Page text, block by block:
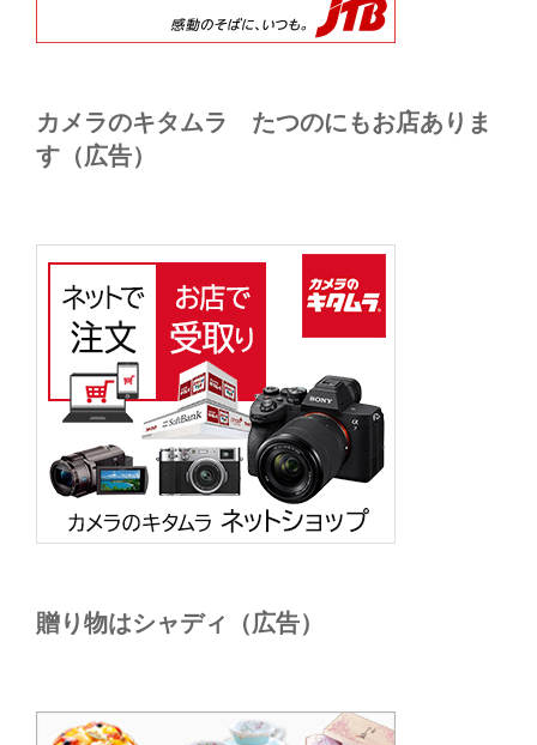
カメラのキタムラ たつのにもお店ありま
す（広告）
贈り物はシャディ（広告）